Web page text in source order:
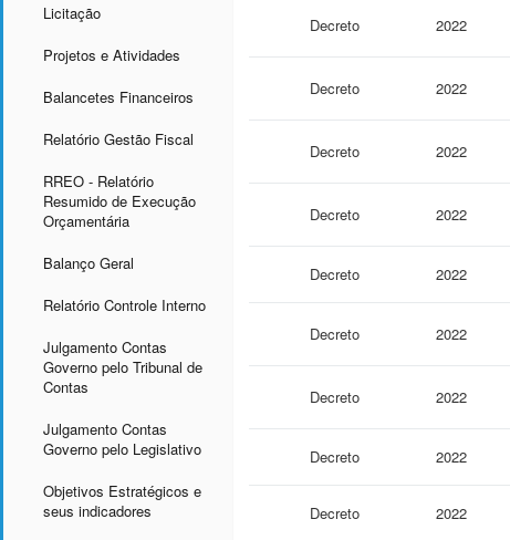
Licitação
Projetos e Atividades
Balancetes Financeiros
Relatório Gestão Fiscal
RREO - Relatório
Resumido de Execução
Orçamentária
Balanço Geral
Relatório Controle Interno
Julgamento Contas
Governo pelo Tribunal de
Contas
Julgamento Contas
Governo pelo Legislativo
Objetivos Estratégicos e
seus indicadores
Decreto 2022
Decreto 2022
Decreto 2022
Decreto 2022
Decreto 2022
Decreto 2022
Decreto 2022
Decreto 2022
Decreto 2022